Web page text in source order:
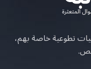
تطوعية خاصة بهم،